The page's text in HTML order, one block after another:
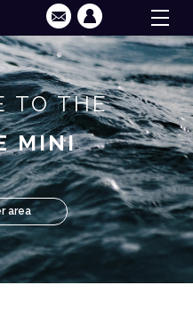
TO THE
MINI
area